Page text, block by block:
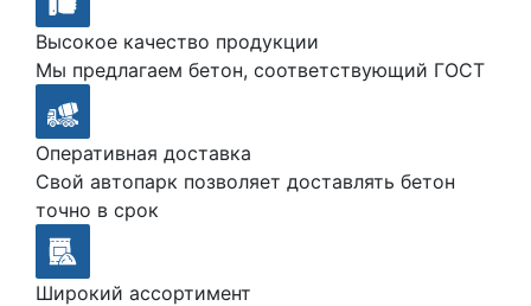
Высокое качество продукции
Мы предлагаем бетон, соответствующий ГОСТ
Оперативная доставка
Свой автопарк позволяет доставлять бетон
точно в срок
Широкий ассортимент